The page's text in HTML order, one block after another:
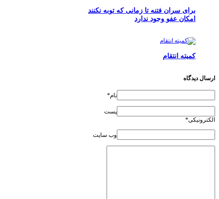
برای سران فتنه تا زمانی که توبه نکنند
امکان عفو وجود ندارد
کمیته انتقام
ارسال دیدگاه
نام*
پست
الکترونیکی*
وب سایت